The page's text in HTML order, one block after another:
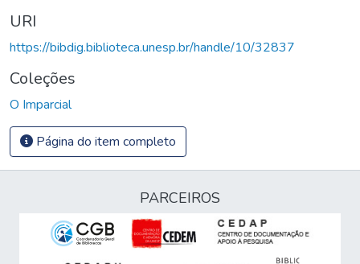
URI
https://bibdig.biblioteca.unesp.br/handle/10/32837
Coleções
O Imparcial
Página do item completo
PARCEIROS